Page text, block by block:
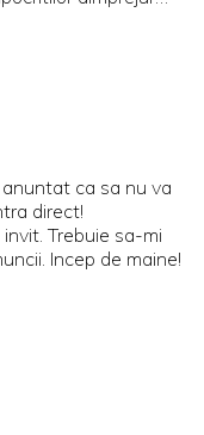
ca sa nu va
direct!
Trebuie sa-mi
Incep de maine!